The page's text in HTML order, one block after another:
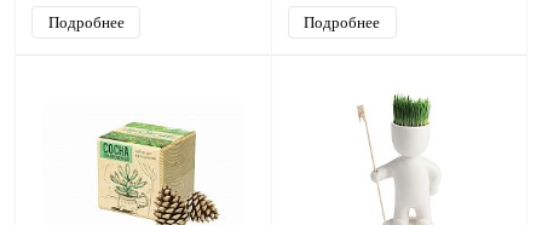
Подробнее Подробнее